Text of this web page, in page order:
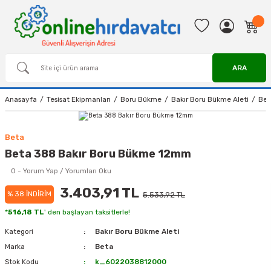
ARA
Anasayfa Tesisat Ekipmanları Boru Bükme Bakır Boru Bükme Aleti
Beta
Beta 388 Bakır Boru Bükme 12mm
0 - Yorum Yap / Yorumları Oku
% 38 İNDİRİM 3.403,91 TL 5.533,92 TL
*516,18 TL' den başlayan taksitlerle!
Kategori
Bakır Boru Bükme Aleti
Marka
Beta
Stok Kodu
k_6022038812000